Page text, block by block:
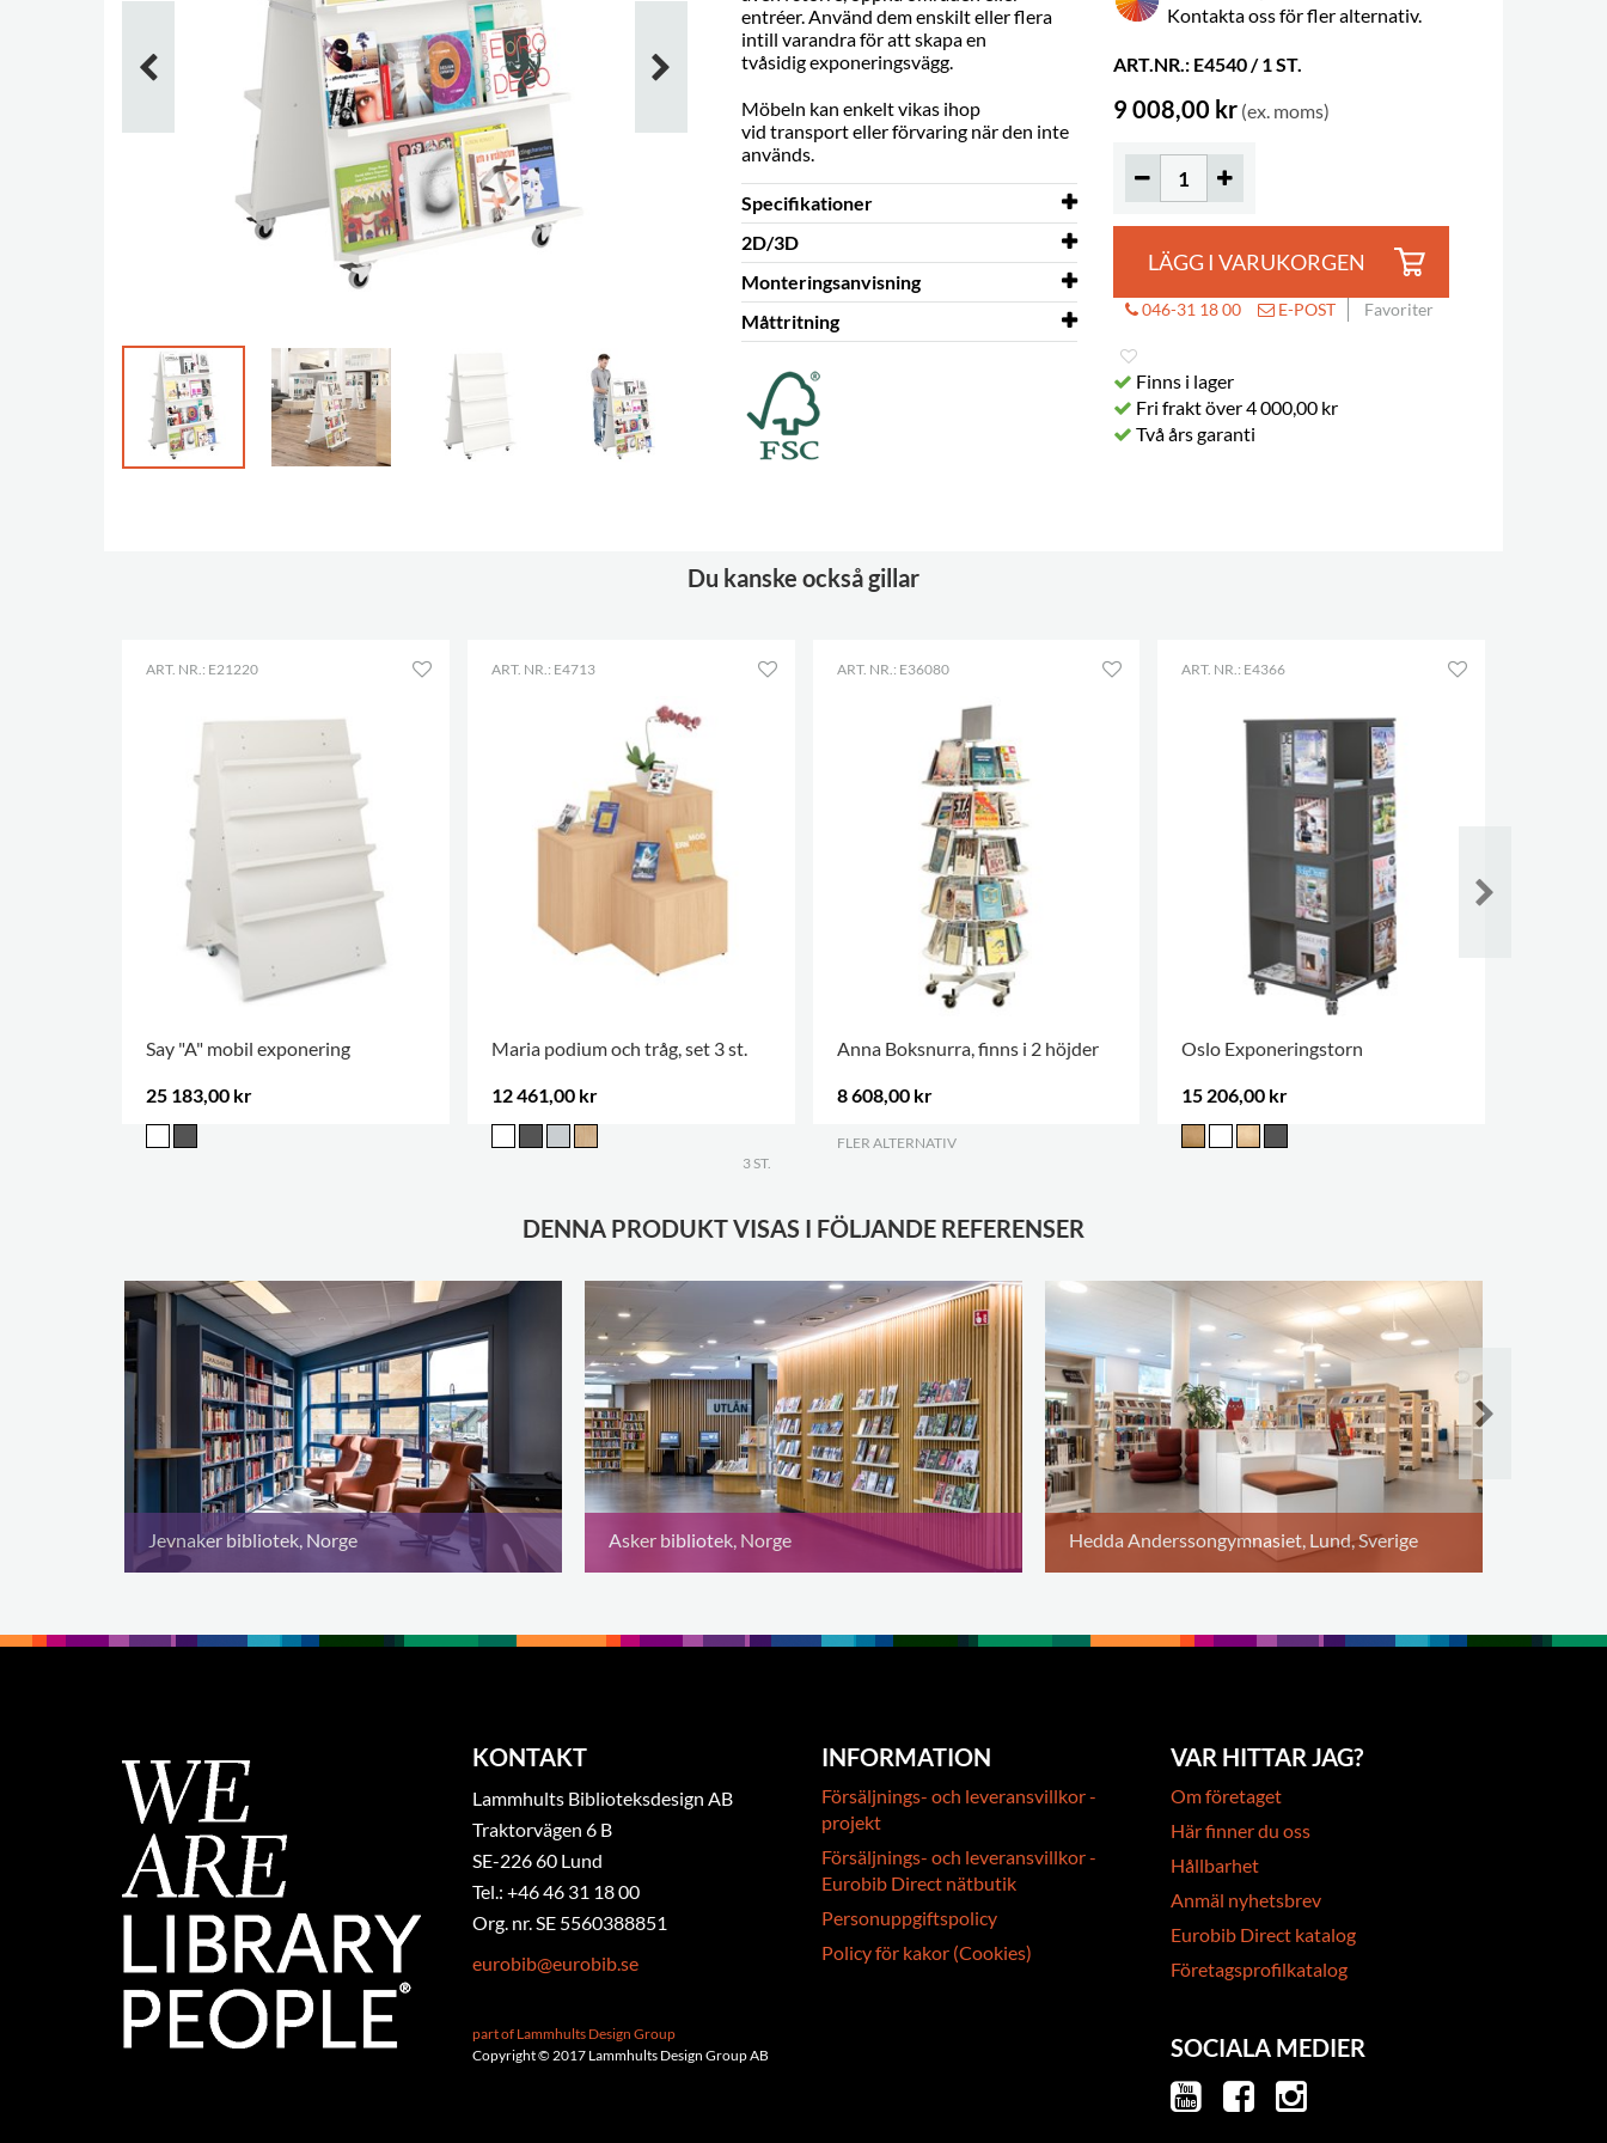
entréer. Använd dem enskilt eller flera
intill varandra för att skapa en
tvåsidig exponeringsvägg.
Möbeln kan enkelt vikas ihop
vid transport eller förvaring när den inte
används.
Specifikationer
Bredd
Djup
646 mm
Höjd
Färg
Material
SM
50 mm
2D/3D
2D/3D Ella 3D.dwg
Monteringsanvisning
Monteringsanvisning Ella
Måttritning
Måttritning
Kontakta oss för fler alternativ.
ART.NR.: E4540 / 1 ST.
9 008,00 kr (ex. moms)
LÄGG I VARUKORGEN
046-31 18 00 E-POST Favoriter
Finns i lager
Fri frakt över 4 000,00 kr
Två års garanti
Du kanske också gillar
ART. NR.: E21220
Say "A" mobil exponering
25 183,00 kr
ART. NR.: E4713
Maria podium och tråg, set 3 st.
12 461,00 kr
3 ST.
ART. NR.: E36080
Anna Boksnurra, finns i 2 höjder
8 608,00 kr
FLER ALTERNATIV
ART. NR.: E4366
Oslo Exponeringstorn
15 206,00 kr
DENNA PRODUKT VISAS I FÖLJANDE REFERENSER
Jevnaker bibliotek, Norge Asker bibliotek, Norge Hedda Anderssongymnasiet, Lund, Sverige
KONTAKT
Lammhults Biblioteksdesign AB
Traktorvägen 6 B
SE-226 60 Lund
Tel.: +46 46 31 18 00
Org. nr. SE 5560388851
eurobib@eurobib.se
part of Lammhults Design Group
Copyright © 2017 Lammhults Design Group AB
INFORMATION
Försäljnings- och leveransvillkor -
projekt
Försäljnings- och leveransvillkor -
Eurobib Direct nätbutik
Personuppgiftspolicy
Policy för kakor (Cookies)
VAR HITTAR JAG?
Om företaget
Här finner du oss
Hållbarhet
Anmäl nyhetsbrev
Eurobib Direct katalog
Företagsprofilkatalog
SOCIALA MEDIER